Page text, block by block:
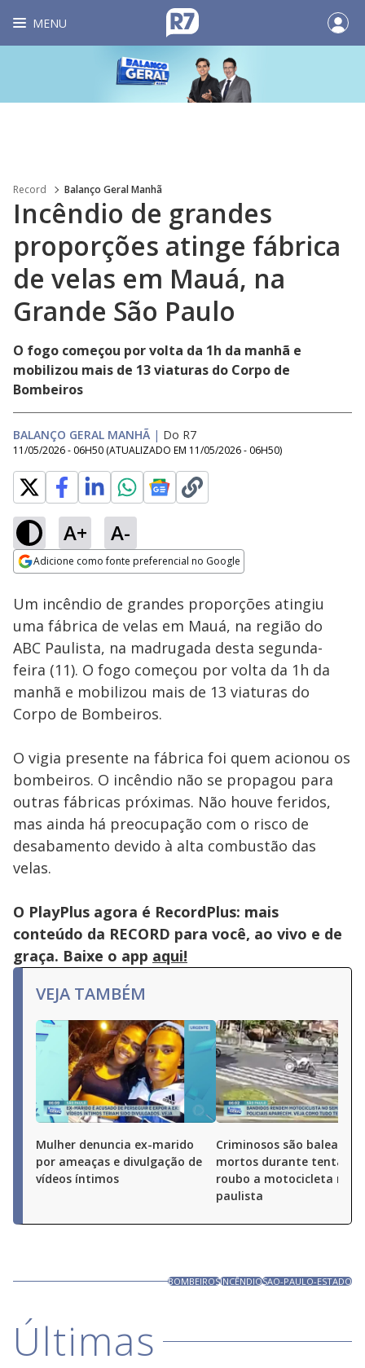
MENU
Record Balanço Geral Manhã
Incêndio de grandes
proporções atinge fábrica
de velas em Mauá, na
Grande São Paulo
O fogo começou por volta da 1h da manhã e
mobilizou mais de 13 viaturas do Corpo de
Bombeiros
BALANÇO GERAL MANHÃ | Do R7
11/05/2026 - 06H50 (ATUALIZADO EM 11/05/2026 - 06H50)
A+ A-
Adicione como fonte preferencial no Google
Ativar
Loaded
23.43%
Um incêndio de grandes proporções atingiu
uma fábrica de velas em Mauá, na região do
ABC Paulista, na madrugada desta segunda-
feira (11). O fogo começou por volta da 1h da
manhã e mobilizou mais de 13 viaturas do
Corpo de Bombeiros.
O vigia presente na fábrica foi quem acionou os
bombeiros. O incêndio não se propagou para
outras fábricas próximas. Não houve feridos,
mas ainda há preocupação com o risco de
desabamento devido à alta combustão das
velas.
O PlayPlus agora é RecordPlus: mais
conteúdo da RECORD para você, ao vivo e de
graça. Baixe o app aqui!
VEJA TAMBÉM
Mulher denuncia ex-marido
por ameaças e divulgação de
vídeos íntimos
Criminosos são baleados
mortos durante
roubo a motocicleta no
paulista
BOMBEIROSINCÊNDIOSAO-PAULO-ESTADO
Últimas